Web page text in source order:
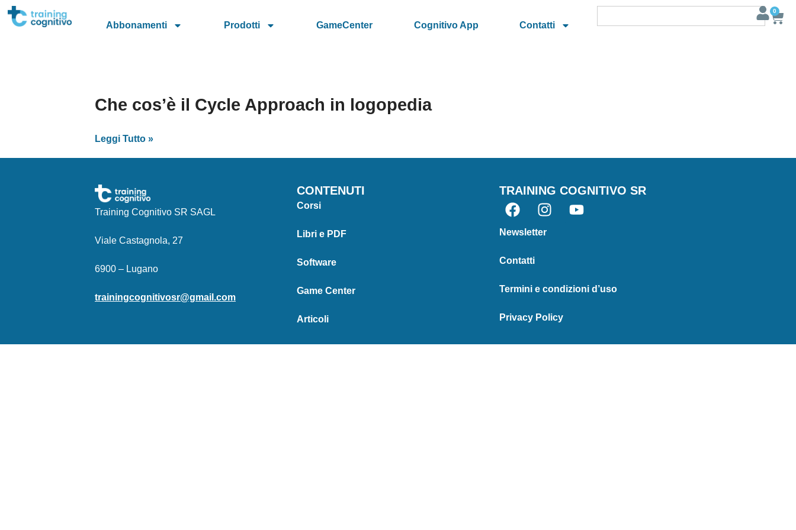
Abbonamenti Prodotti GameCenter Cognitivo App Contatti
0
Che cos’è il Cycle Approach in logopedia
Leggi Tutto »
Training Cognitivo SR SAGL
Viale Castagnola, 27
6900 – Lugano
trainingcognitivosr@gmail.com
CONTENUTI
Corsi
Libri e PDF
Software
Game Center
Articoli
TRAINING COGNITIVO SR
Newsletter
Contatti
Termini e condizioni d’uso
Privacy Policy